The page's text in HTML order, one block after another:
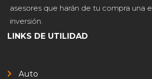
asesores que harán de tu compra una
inversión.
LINKS DE UTILIDAD
Auto